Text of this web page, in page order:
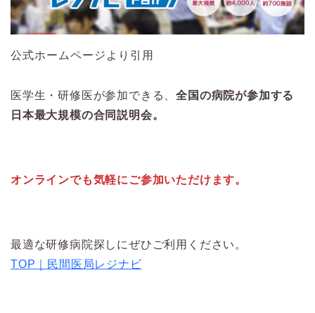
公式ホームページより引用
医学生・研修医が参加できる、全国の病院が参加する
日本最大規模の合同説明会。
オンラインでも気軽にご参加いただけます。
最適な研修病院探しにぜひご利用ください。
TOP｜民間医局レジナビ